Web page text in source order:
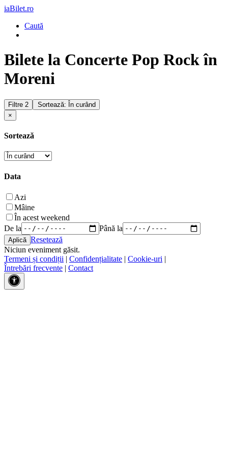
iaBilet.ro
Caută
Bilete la Concerte Pop Rock în
Moreni
Filtre 2
Sortează: În curând
×
Sortează
Data
Azi
Mâine
În acest weekend
De la
Până la
Resetează
Niciun eveniment găsit.
Termeni și condiții | Confidențialitate | Cookie-uri |
Întrebări frecvente | Contact